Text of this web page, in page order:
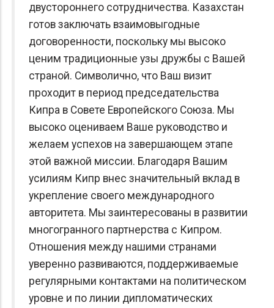
двустороннего сотрудничества. Казахстан
готов заключать взаимовыгодные
договоренности, поскольку мы высоко
ценим традиционные узы дружбы с Вашей
страной. Символично, что Ваш визит
проходит в период председательства
Кипра в Совете Европейского Союза. Мы
высоко оцениваем Ваше руководство и
желаем успехов на завершающем этапе
этой важной миссии. Благодаря Вашим
усилиям Кипр внес значительный вклад в
укрепление своего международного
авторитета. Мы заинтересованы в развитии
многогранного партнерства с Кипром.
Отношения между нашими странами
уверенно развиваются, поддерживаемые
регулярными контактами на политическом
уровне и по линии дипломатических